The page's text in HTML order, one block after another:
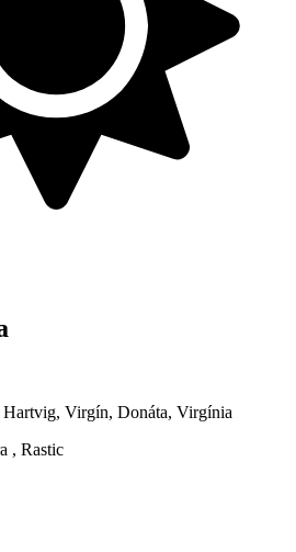
Hartvig, Virgín, Donáta, Virgínia
, Rastic